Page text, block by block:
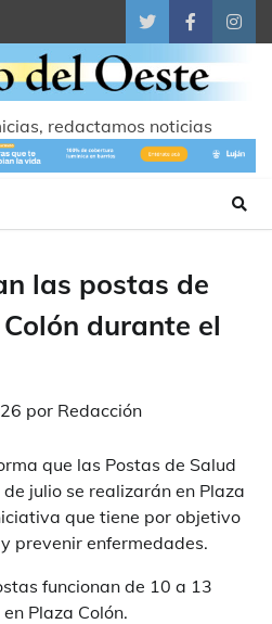
TwitterFacebook
redactamos noticias
las postas de
durante el
por Redacción
que las Postas de Salud
julio se realizarán en Plaza
que tiene por objetivo
prevenir enfermedades.
funcionan de 10 a 13
Plaza Colón.